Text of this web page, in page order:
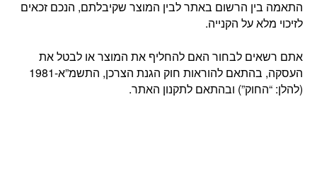
התאמה בין הרשום באתר לבין המוצר שקיבלתם, הנכם זכאים
לזיכוי מלא על הקנייה.
אתם רשאים לבחור האם להחליף את המוצר או לבטל את
העסקה, בהתאם להוראות חוק הגנת הצרכן, התשמ”א-1981
(להלן: “החוק”) ובהתאם לתקנון האתר.